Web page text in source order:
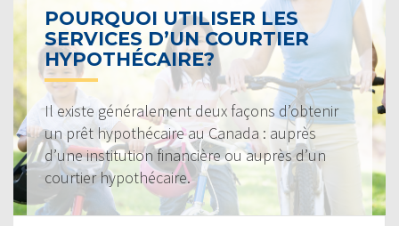
POURQUOI UTILISER LES
SERVICES D’UN COURTIER
HYPOTHÉCAIRE?
Il existe généralement deux façons d’obtenir
un prêt hypothécaire au Canada : auprès
d’une institution financière ou auprès d’un
courtier hypothécaire.